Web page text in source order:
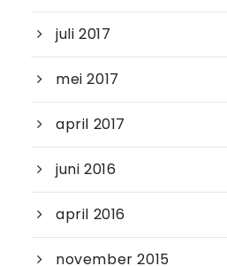
juli 2017
mei 2017
april 2017
juni 2016
april 2016
november 2015